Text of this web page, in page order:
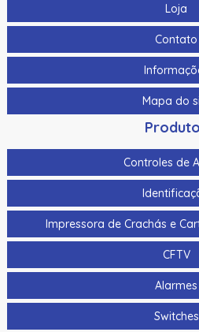
Loja
Contato
Mapa do
Controles de
Impressora de Crachás e
CFTV
Alarmes
Switches